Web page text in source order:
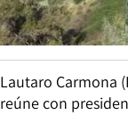
Lautaro Carmona
reúne con